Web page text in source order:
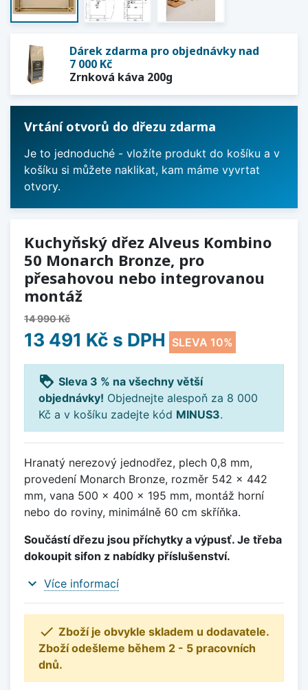
Dárek zdarma pro objednávky nad
7 000 Kč
Zrnková káva 200g
Vrtání otvorů do dřezu zdarma
Je to jednoduché - vložíte produkt do košíku a v
košíku si můžete naklikat, kam máme vyvrtat
otvory.
Kuchyňský dřez Alveus Kombino
50 Monarch Bronze, pro
přesahovou nebo integrovanou
montáž
14 990 Kč
13 491 Kč s DPH SLEVA 10%
loyalty Sleva 3 % na všechny větší
objednávky! Objednejte alespoň za 8 000
Kč a v košíku zadejte kód MINUS3.
Hranatý nerezový jednodřez, plech 0,8 mm,
provedení Monarch Bronze, rozměr 542 x 442
mm, vana 500 x 400 x 195 mm, montáž horní
nebo do roviny, minimálně 60 cm skříňka.
Součástí dřezu jsou příchytky a výpusť. Je třeba
dokoupit sifon z nabídky příslušenství.
expand_more Více informací
 Zboží je obvykle skladem u dodavatele.
Zboží odešleme během 2 - 5 pracovních
dnů.